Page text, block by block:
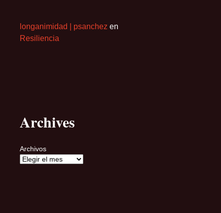
longanimidad | psanchez en
Resiliencia
Archives
Archivos